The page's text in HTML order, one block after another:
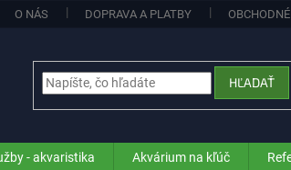
O NÁS DOPRAVA A PLATBY
HĽADAŤ
- akvaristika Akvárium na kľúč